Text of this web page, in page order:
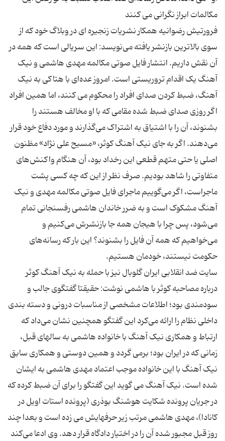
فرورتیش رضوانیه همکار نشریات زنجیره ای در وبلاگ خود که از
سوی بالاترین بازنشر یافته می‌نویسد: این سریالی است که همه در
آن نقش داریم. انتشار فایل صوتی مکالمه مهدی هاشمی و نیک
آهنگ یک اقدام تروریستی است. امروز عده‌ای با هتاکی به نیک
آهنگ، ضبط کردن صدای افراد را محکوم می کنند، اما همین افراد
اگر روزی صدای ضبط شده مقامی که با او مخالف هستند را
بشنوند، آن را با اشتیاق به اشتراک می‌گذارند و مورد دفاع خود قرار
می‌دهند. اگر به جای نیک آهنگ کوثر، «مسیح علی نژاد» مظنون
اصلی یا حتی متهم قطعی این رخداد بود، آن هنگام واکنش‌های
متفاوتی را شاهد بودیم. صرف نظر از این که چه کسی پشت
ماجراست، اگر می‌گوییم ماجرای فایل صوتی مکالمه مهدی و نیک
آهنگ مشکوک است و به ضرر خاندان هاشمی رفسنجانی تمام
می‌شود، پس چرا با هیجان همه جا بازنشرش می‌کنیم و
می‌خواهیم که همه آن فایل را بشنوند؟ این بار که رسانه‌های
سایت ضد انقلابی ایران گلوبال نیز با حمله به نیک آهنگ کوثر
درباره مصاحبه کوثر با هاشمی نوشت: حقیقتا گفتگوی جالب و
سودمندی بود؛ اطلاعات مشخصی از مناسبات درونی و دسته بندی
داخلی نظام را ارائه می‌کرد این گفتگو همچنین نشان می‌داد که
ارتباط و همکاری نیک آهنگ با خانواده هاشمی به سالهای قبل،
زمانی که در ایران بود؛ برمی گردد و همین دوستی و همکاری سابق
نیک آهنگ با این خانواده موجب اعتماد مهدی هاشمی به ایشان
شده است. نیک آهنگ می گوید این گفتگو را برای آن ضبط کرده که
در جریان پرونده شکایت هوشنگ بوذری (پرونده استات اویل در
کانادا)، مهدی هاشمی مرتب زیر حرفهایش می زده است و بعدا چند
روز قبل مجبور شده آن را در اختیار دادگاه قرار دهد. وی ادعا می‌کند